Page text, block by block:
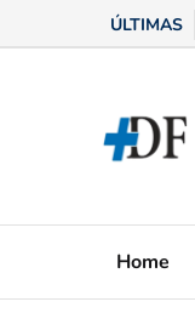
ÚLTIMAS
Home